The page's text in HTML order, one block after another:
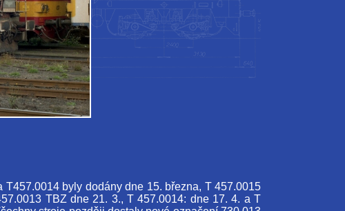
byly dodány dne 15. března, T 457.0015
TBZ dne 21. 3., T 457.0014: dne 17. 4. a T